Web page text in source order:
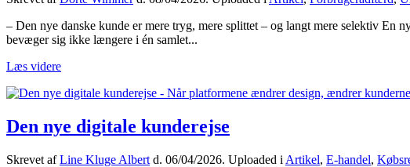
– Den nye danske kunde er mere tryg, mere splittet – og langt mere selektiv En
bevæger sig ikke længere i én samlet...
Læs videre
Den nye digitale kunderejse
Skrevet afLine Kluge Albert d. 06/04/2026. Uploaded i Artikel, E-handel,